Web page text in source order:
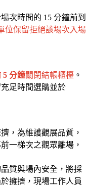
次時間的 15 分鐘前到
位保留拒絕該場次入場
5 分鐘關閉結帳櫃檯 。
足時間選購並於
，為維護觀展品質，
一梯次之觀眾離場，
品質與場內安全，將採
擁擠，現場工作人員